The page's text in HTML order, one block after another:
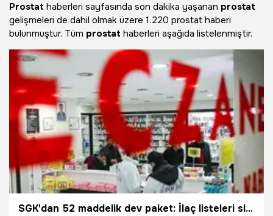
Prostat haberleri sayfasında son dakika yaşanan prostat
gelişmeleri de dahil olmak üzere 1.220 prostat haberi
bulunmuştur. Tüm prostat haberleri aşağıda listelenmiştir.
SGK'dan 52 maddelik dev paket: İlaç listeleri sil baştan! Kanser tedavisi geri ödemeye alındı